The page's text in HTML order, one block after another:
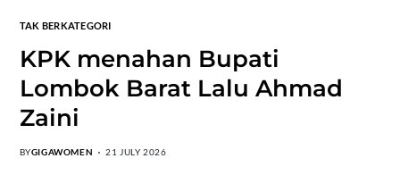
TAK BERKATEGORI
KPK menahan Bupati
Lombok Barat Lalu Ahmad
Zaini
BYGIGAWOMEN 21 JULY 2026